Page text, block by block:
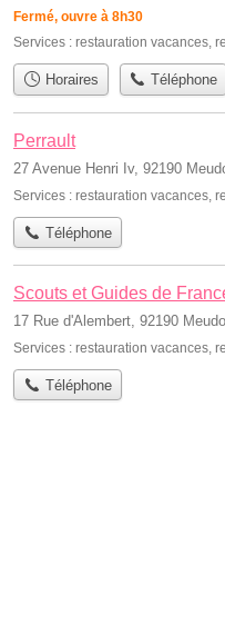
Fermé, ouvre à 8h30
Services : restauration vacances,
Horaires Téléphone
Perrault
27 Avenue Henri Iv, 92190
Services : restauration vacances
Téléphone
Scouts et Guides de
17 Rue d'Alembert, 92190
Services : restauration vacances,
Téléphone